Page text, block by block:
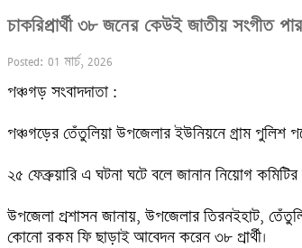
চাকরিপ্রার্থী ৩৮ জনের কেউই জাতীয় সংগীত
Posted: 01 মার্চ, 2026
পঞ্চগড় সংবাদদাতা :
পঞ্চগড়ের তেঁতুলিয়া উপজেলার ইউনিয়নে গ্রাম পুলিশ
২৫ ফেব্রুয়ারি এ ঘটনা ঘটে বলে জানান নিয়োগ
উপজেলা প্রশাসন জানায়, উপজেলার তিরনইহাট,
কোনো রকম ফি ছাড়াই আবেদন করেন ৩৮ প্রার্থী।